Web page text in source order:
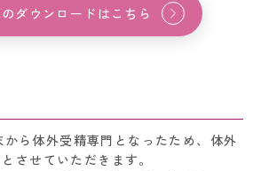
ダウンロードはこちら
から体外受精専門となったため、体外
させていただきます。